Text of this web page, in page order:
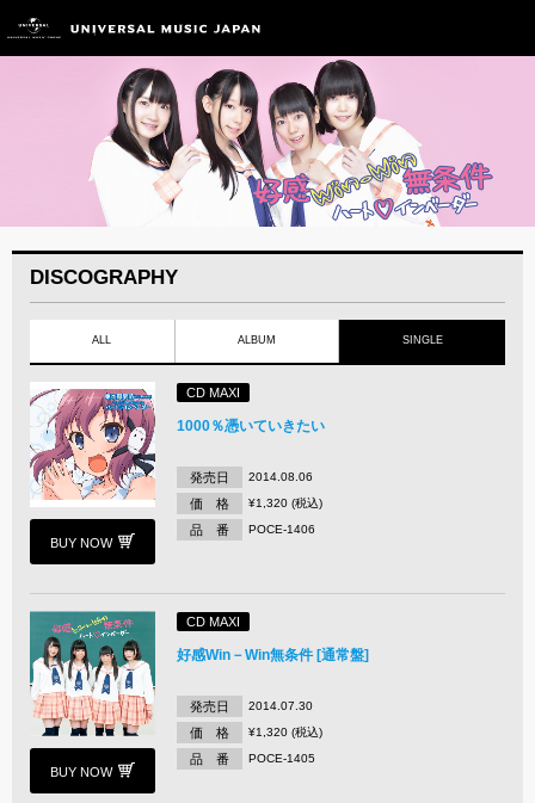
DISCOGRAPHY
ALL ALBUM SINGLE
BUY NOW
CD MAXI
1000％憑いていきたい
発売日 2014.08.06
価 格 ¥1,320 (税込)
品 番 POCE-1406
BUY NOW
CD MAXI
好感Win－Win無条件 [通常盤]
発売日 2014.07.30
価 格 ¥1,320 (税込)
品 番 POCE-1405